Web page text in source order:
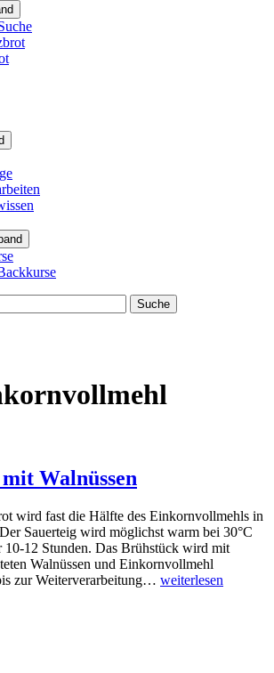
Walnüssen
wird fast die Hälfte des Einkornvollmehls in
Sauerteig wird möglichst warm bei 30°C
10-12 Stunden. Das Brühstück wird mit
Walnüssen und Einkornvollmehl
zur Weiterverarbeitung… weiterlesen